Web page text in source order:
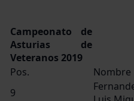
Campeonato de
Asturias de
Veteranos 2019
Pos.
Nombre
9